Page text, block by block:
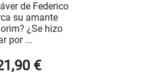
de Federico
su amante
¿Se hizo
por ...
€